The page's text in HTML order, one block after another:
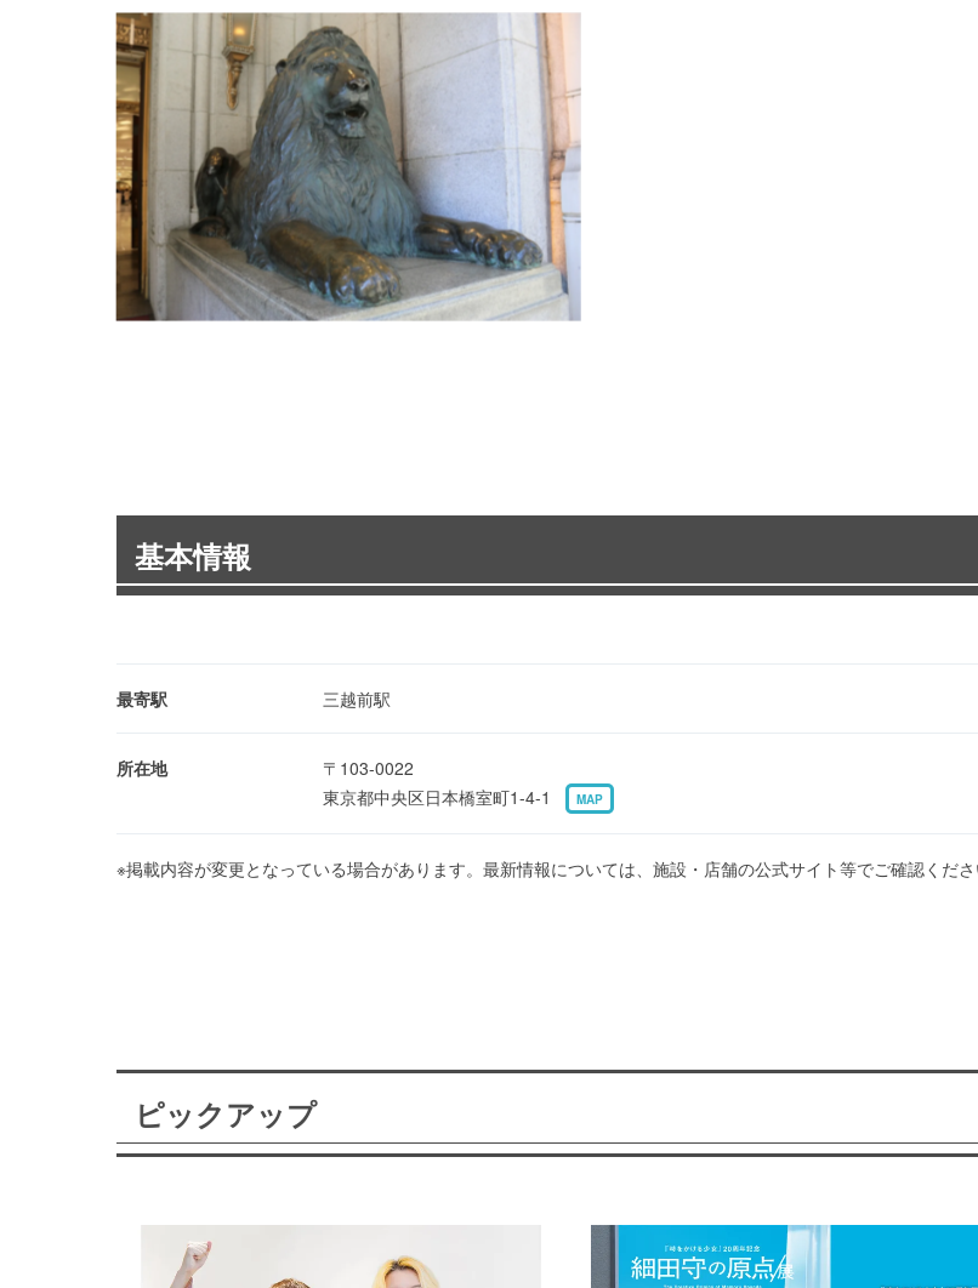
基本情報
最寄駅 三越前駅
所在地
〒103-0022
東京都中央区日本橋室町1-4-1
MAP
※掲載内容が変更となっている場合があります。最新情報については、施設・店舗の公式サイト等でご確認くださ
ピックアップ